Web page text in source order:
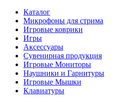
Каталог
Микрофоны для стрима
Игровые коврики
Игры
Аксессуары
Сувенирная продукция
Игровые Мониторы
Наушники и Гарнитуры
Игровые Мышки
Клавиатуры